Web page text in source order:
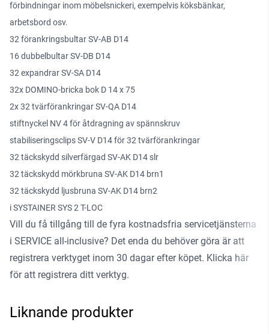
förbindningar inom möbelsnickeri, exempelvis köksbänkar,
arbetsbord osv.
32 förankringsbultar SV-AB D14
16 dubbelbultar SV-DB D14
32 expandrar SV-SA D14
32x DOMINO-bricka bok D 14 x 75
2x 32 tvärförankringar SV-QA D14
stiftnyckel NV 4 för åtdragning av spännskruv
stabiliseringsclips SV-V D14 för 32 tvärförankringar
32 täckskydd silverfärgad SV-AK D14 slr
32 täckskydd mörkbruna SV-AK D14 brn1
32 täckskydd ljusbruna SV-AK D14 brn2
i SYSTAINER SYS 2 T-LOC
Vill du få tillgång till de fyra kostnadsfria servicetjänsterna
i SERVICE all-inclusive? Det enda du behöver göra är att
registrera verktyget inom 30 dagar efter köpet. Klicka här
för att registrera ditt verktyg.
Liknande produkter